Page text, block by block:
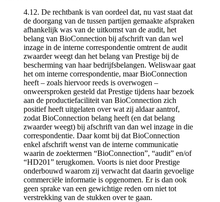
4.12. De rechtbank is van oordeel dat, nu vast staat dat
de doorgang van de tussen partijen gemaakte afspraken
afhankelijk was van de uitkomst van de audit, het
belang van BioConnection bij afschrift van dan wel
inzage in de interne correspondentie omtrent de audit
zwaarder weegt dan het belang van Prestige bij de
bescherming van haar bedrijfsbelangen. Weliswaar gaat
het om interne correspondentie, maar BioConnection
heeft – zoals hiervoor reeds is overwogen –
onweersproken gesteld dat Prestige tijdens haar bezoek
aan de productiefaciliteit van BioConnection zich
positief heeft uitgelaten over wat zij aldaar aantrof,
zodat BioConnection belang heeft (en dat belang
zwaarder weegt) bij afschrift van dan wel inzage in die
correspondentie. Daar komt bij dat BioConnection
enkel afschrift wenst van de interne communicatie
waarin de zoektermen “BioConnection”, “audit” en/of
“HD201” terugkomen. Voorts is niet door Prestige
onderbouwd waarom zij verwacht dat daarin gevoelige
commerciële informatie is opgenomen. Er is dan ook
geen sprake van een gewichtige reden om niet tot
verstrekking van de stukken over te gaan.